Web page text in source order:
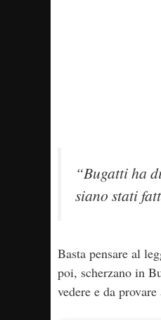
“Bugatti ha
siano stati
Basta pensare al
poi, scherzano in
vedere e da